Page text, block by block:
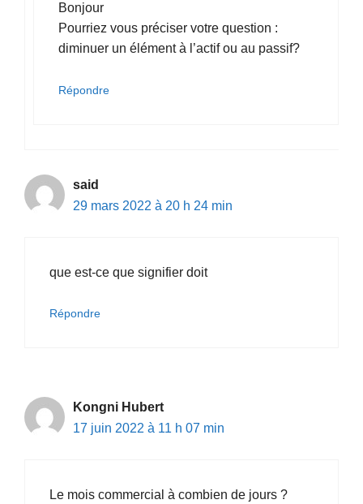
Bonjour
Pourriez vous préciser votre question :
diminuer un élément à l’actif ou au passif?
Répondre
said
29 mars 2022 à 20 h 24 min
que est-ce que signifier doit
Répondre
Kongni Hubert
17 juin 2022 à 11 h 07 min
Le mois commercial à combien de jours ?